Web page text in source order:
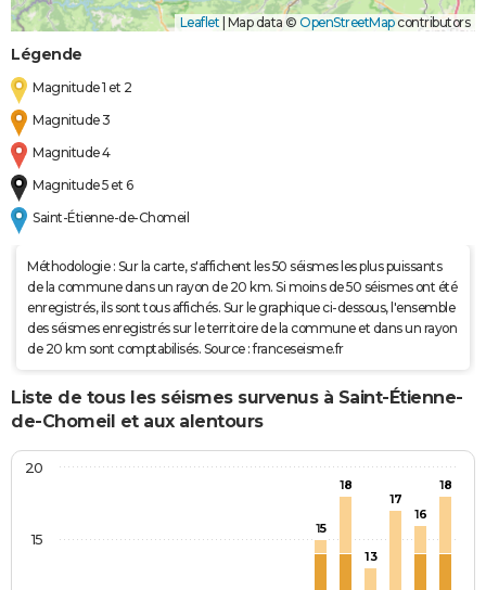
Leaflet Map data © OpenStreetMapcontributors
Légende
Magnitude 1 et 2
Magnitude 3
Magnitude 4
Magnitude 5 et 6
Saint-Étienne-de-Chomeil
Méthodologie : Sur la carte, s'affichent les 50 séismes les plus puissants
de la commune dans un rayon de 20 km. Si moins de 50 séismes ont été
enregistrés, ils sont tous affichés. Sur le graphique ci-dessous, l'ensemble
des séismes enregistrés sur le territoire de la commune et dans un rayon
de 20 km sont comptabilisés. Source : franceseisme.fr
Liste de tous les séismes survenus à Saint-Étienne-
de-Chomeil et aux alentours
15
18
13
17
16
18
15
20